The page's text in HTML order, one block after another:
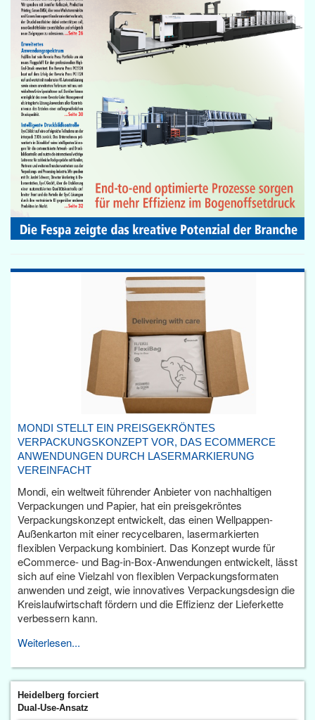
MONDI STELLT EIN PREISGEKRÖNTES
VERPACKUNGSKONZEPT VOR, DAS ECOMMERCE
ANWENDUNGEN DURCH LASERMARKIERUNG
VEREINFACHT
Mondi, ein weltweit führender Anbieter von nachhaltigen
Verpackungen und Papier, hat ein preisgekröntes
Verpackungskonzept entwickelt, das einen Wellpappen-
Außenkarton mit einer recycelbaren, lasermarkierten
flexiblen Verpackung kombiniert. Das Konzept wurde für
eCommerce- und Bag-in-Box-Anwendungen entwickelt, lässt
sich auf eine Vielzahl von flexiblen Verpackungsformaten
anwenden und zeigt, wie innovatives Verpackungsdesign die
Kreislaufwirtschaft fördern und die Effizienz der Lieferkette
verbessern kann.
Weiterlesen...
Heidelberg forciert
Dual-Use-Ansatz